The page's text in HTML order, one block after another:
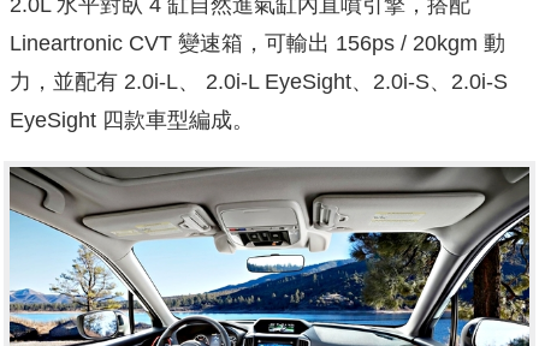
Lineartronic CVT 變速箱，可輸出 156ps / 20kgm 動
力，並配有 2.0i-L、 2.0i-L EyeSight、2.0i-S、2.0i-S
EyeSight 四款車型編成。